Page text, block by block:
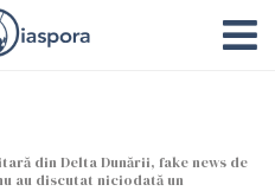
din Delta Dunării, fake news de
au discutat niciodată un